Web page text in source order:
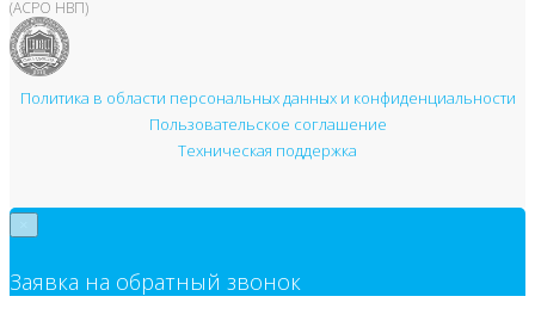
(АСРО НВП)
Политика в области персональных данных и конфиденциальности
Пользовательское соглашение
Техническая поддержка
Заявка на обратный звонок